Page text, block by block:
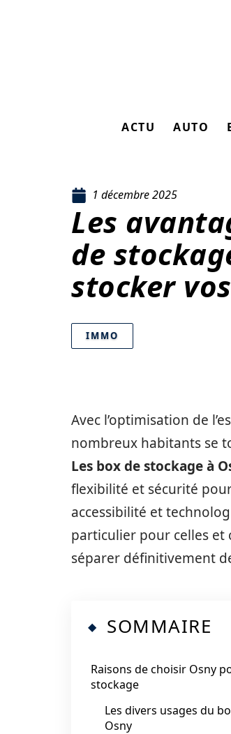
ACTU AUTO
1 décembre 2025
Les
de
stocker
IMMO
Avec l’optimisation de
nombreux habitants se
Les box de stockage à
flexibilité et sécurité
accessibilité et
particulier pour celles et
séparer définitivement
SOMMAIRE
Raisons de choisir Osny
stockage
Les divers usages du
Osny